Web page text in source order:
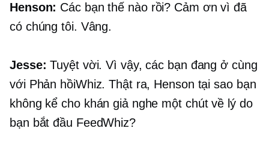
Henson: Các bạn thế nào rồi? Cảm ơn vì đã
có chúng tôi. Vâng.
Jesse: Tuyệt vời. Vì vậy, các bạn đang ở cùng
với Phản hồiWhiz. Thật ra, Henson tại sao bạn
không kể cho khán giả nghe một chút về lý do
bạn bắt đầu FeedWhiz?